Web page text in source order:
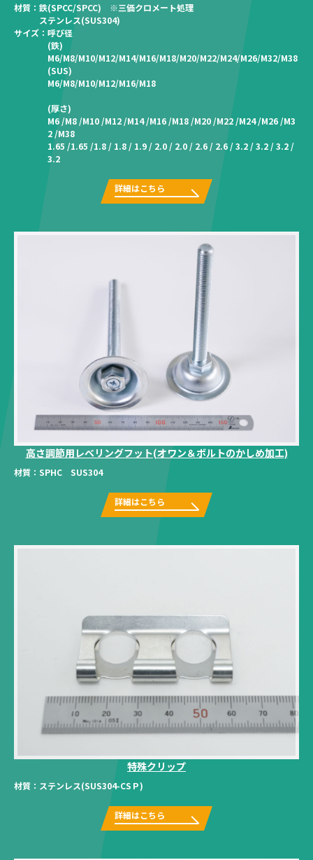
材質： 鉄(SPCC/SPCC) ※三価クロメート処理
ステンレス(SUS304)
サイズ： 呼び径
(鉄)
M6/M8/M10/M12/M14/M16/M18/M20/M22/M24/M26/M32/M38
(SUS)
M6/M8/M10/M12/M16/M18
(厚さ)
M6 /M8 /M10 /M12 /M14 /M16 /M18 /M20 /M22 /M24 /M26 /M3
2 /M38
1.65 /1.65 /1.8 / 1.8 / 1.9 / 2.0 / 2.0 / 2.6 / 2.6 / 3.2 / 3.2 / 3.2 /
3.2
詳細はこちら
高さ調節用レベリングフット(オワン＆ボルトのかしめ加工)
材質： SPHC SUS304
詳細はこちら
特殊クリップ
材質： ステンレス(SUS304-CSＰ)
詳細はこちら